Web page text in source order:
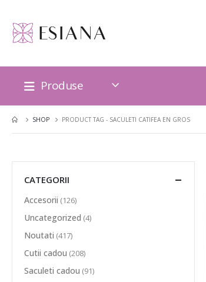
Produse
SHOP PRODUCT TAG - SACULETI CATIFEA EN GROS
CATEGORII
Accesorii (126)
Uncategorized (4)
Noutati (417)
Cutii cadou (208)
Saculeti cadou (91)